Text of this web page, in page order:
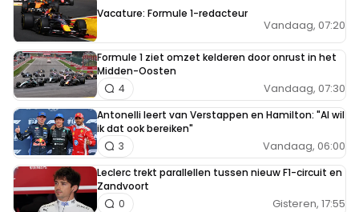
Vacature: Formule 1-redacteur
Vandaag, 07:20
Formule 1 ziet omzet kelderen door onrust in het
Midden-Oosten
Vandaag, 07:30
4
Antonelli leert van Verstappen en Hamilton: "Al wil
ik dat ook bereiken"
Vandaag, 06:00
3
Leclerc trekt parallellen tussen nieuw F1-circuit en
Zandvoort
Gisteren, 17:55
0